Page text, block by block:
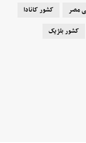
مصر
کشور کانادا
کشور بلژیک